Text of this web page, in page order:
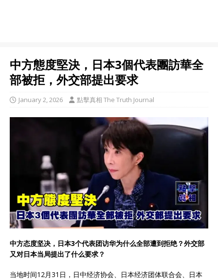
中方態度堅決，日本3個代表團訪華全
部被拒，外交部提出要求
January 2, 2026 點擊真相 The Truth Journal
中方态度坚决，日本3个代表团访华为什么全部遭到拒绝？外交部
又对日本当局提出了什么要求？
当地时间12月31日，日中经济协会、日本经济团体联合会、日本